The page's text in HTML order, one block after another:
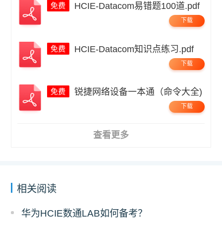
HCIE-Datacom易错题100道.pdf
下载
HCIE-Datacom知识点练习.pdf
下载
锐捷网络设备一本通（命令大全)
下载
查看更多
相关阅读
华为HCIE数通LAB如何备考？